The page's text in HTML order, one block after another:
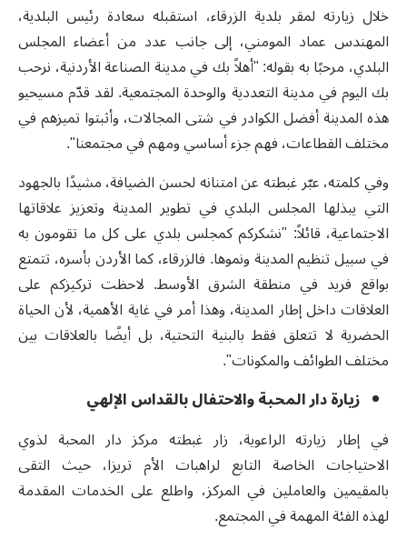
خلال زيارته لمقر بلدية الزرقاء، استقبله سعادة رئيس البلدية،
المهندس عماد المومني، إلى جانب عدد من أعضاء المجلس
البلدي، مرحبًا به بقوله: "أهلاً بك في مدينة الصناعة الأردنية، نرحب
بك اليوم في مدينة التعددية والوحدة المجتمعية. لقد قدّم مسيحيو
هذه المدينة أفضل الكوادر في شتى المجالات، وأثبتوا تميزهم في
مختلف القطاعات، فهم جزء أساسي ومهم في مجتمعنا".
وفي كلمته، عبّر غبطته عن امتنانه لحسن الضيافة، مشيدًا بالجهود
التي يبذلها المجلس البلدي في تطوير المدينة وتعزيز علاقاتها
الاجتماعية، قائلاً: "نشكركم كمجلس بلدي على كل ما تقومون به
في سبيل تنظيم المدينة ونموها. فالزرقاء، كما الأردن بأسره، تتمتع
بواقع فريد في منطقة الشرق الأوسط. لاحظت تركيزكم على
العلاقات داخل إطار المدينة، وهذا أمر في غاية الأهمية، لأن الحياة
الحضرية لا تتعلق فقط بالبنية التحتية، بل أيضًا بالعلاقات بين
مختلف الطوائف والمكونات".
زيارة دار المحبة والاحتفال بالقداس الإلهي
في إطار زيارته الراعوية، زار غبطته مركز دار المحبة لذوي
الاحتياجات الخاصة التابع لراهبات الأم تريزا، حيث التقى
بالمقيمين والعاملين في المركز، واطلع على الخدمات المقدمة
لهذه الفئة المهمة في المجتمع.